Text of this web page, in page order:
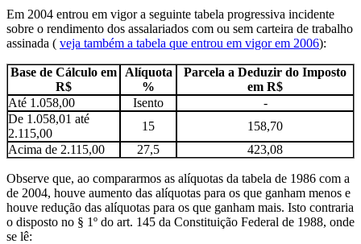
Em 2004 entrou em vigor a seguinte tabela progressiva incidente
sobre o rendimento dos assalariados com ou sem carteira de trabalho
assinada ( veja também a tabela que entrou em vigor em 2006):
Base de Cálculo em
R$
Alíquota
%
Parcela a Deduzir do Imposto
em R$
Até 1.058,00
Isento
-
De 1.058,01 até
2.115,00
15
158,70
Acima de 2.115,00
27,5 423,08
Observe que, ao compararmos as alíquotas da tabela de 1986 com a
de 2004, houve aumento das alíquotas para os que ganham menos e
houve redução das alíquotas para os que ganham mais. Isto contraria
o disposto no § 1º do art. 145 da Constituição Federal de 1988, onde
se lê: